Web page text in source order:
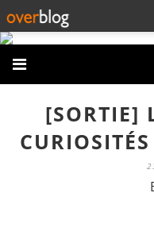
[SORTIE]